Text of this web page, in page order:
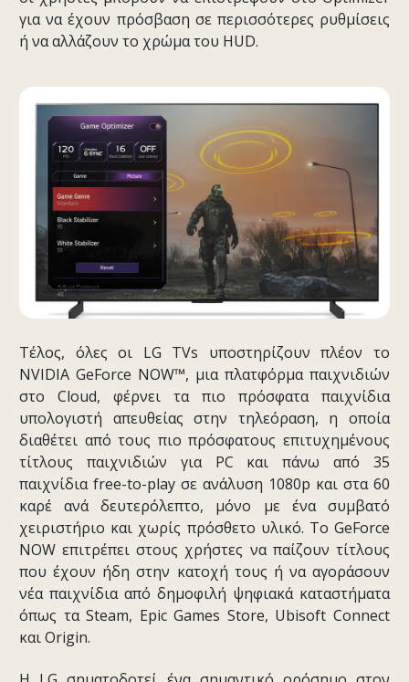
για να έχουν πρόσβαση σε περισσότερες ρυθμίσεις
ή να αλλάζουν το χρώμα του HUD.
Τέλος, όλες οι LG TVs υποστηρίζουν πλέον το
NVIDIA GeForce NOW™, μια πλατφόρμα παιχνιδιών
στο Cloud, φέρνει τα πιο πρόσφατα παιχνίδια
υπολογιστή απευθείας στην τηλεόραση, η οποία
διαθέτει από τους πιο πρόσφατους επιτυχημένους
τίτλους παιχνιδιών για PC και πάνω από 35
παιχνίδια free-to-play σε ανάλυση 1080p και στα 60
καρέ ανά δευτερόλεπτο, μόνο με ένα συμβατό
χειριστήριο και χωρίς πρόσθετο υλικό. Το GeForce
NOW επιτρέπει στους χρήστες να παίζουν τίτλους
που έχουν ήδη στην κατοχή τους ή να αγοράσουν
νέα παιχνίδια από δημοφιλή ψηφιακά καταστήματα
όπως τα Steam, Epic Games Store, Ubisoft Connect
και Origin.